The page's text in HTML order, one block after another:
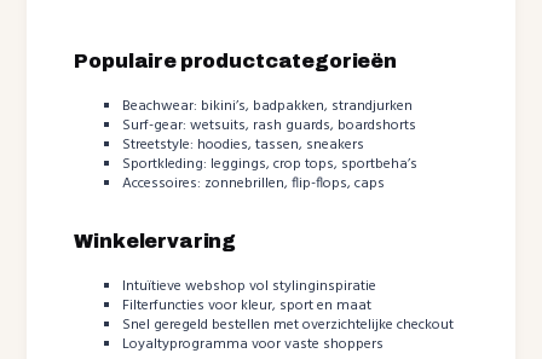
Populaire productcategorieën
Beachwear: bikini’s, badpakken, strandjurken
Surf-gear: wetsuits, rash guards, boardshorts
Streetstyle: hoodies, tassen, sneakers
Sportkleding: leggings, crop tops, sportbeha’s
Accessoires: zonnebrillen, flip-flops, caps
Winkelervaring
Intuïtieve webshop vol stylinginspiratie
Filterfuncties voor kleur, sport en maat
Snel geregeld bestellen met overzichtelijke checkout
Loyaltyprogramma voor vaste shoppers